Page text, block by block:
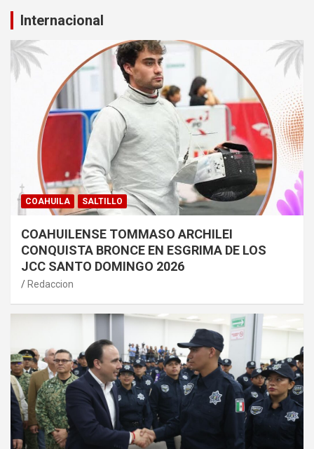
Internacional
COAHUILA SALTILLO
COAHUILENSE TOMMASO ARCHILEI
CONQUISTA BRONCE EN ESGRIMA DE LOS
JCC SANTO DOMINGO 2026
Redaccion